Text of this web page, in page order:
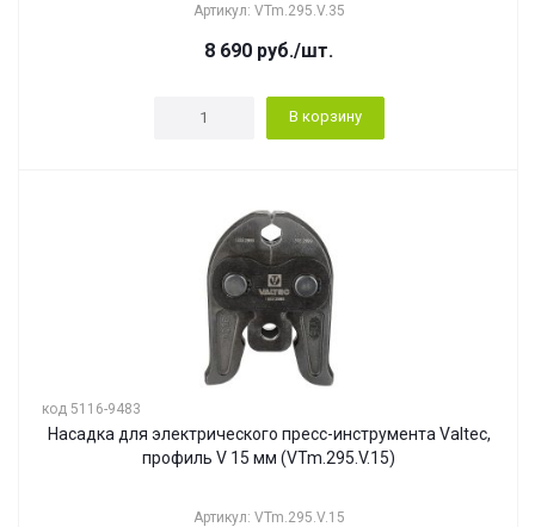
Артикул: VTm.295.V.35
8 690 руб./шт.
В корзину
код 5116-9483
Насадка для электрического пресс-инструмента Valtec,
профиль V 15 мм (VTm.295.V.15)
Артикул: VTm.295.V.15